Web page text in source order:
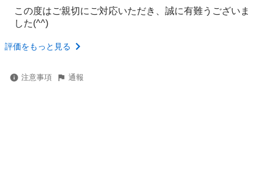
この度はご親切にご対応いただき、誠に有難うございま
した(^^)
評価をもっと見る
注意事項 通報